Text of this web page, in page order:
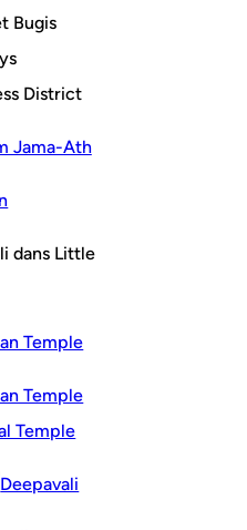
Bugis
District
dans Little